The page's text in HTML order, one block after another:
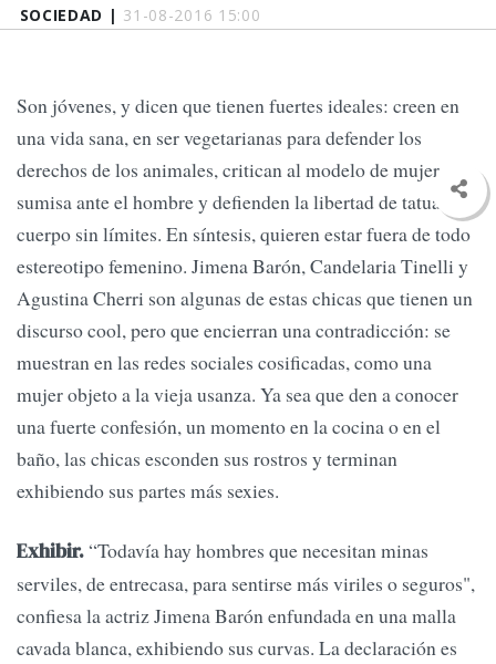
SOCIEDAD | 31-08-2016 15:00
Son jóvenes, y dicen que tienen fuertes ideales: creen en
una vida sana, en ser vegetarianas para defender los
derechos de los animales, critican al modelo de mujer
sumisa ante el hombre y defienden la libertad de tatuar su
cuerpo sin límites. En síntesis, quieren estar fuera de todo
estereotipo femenino. Jimena Barón, Candelaria Tinelli y
Agustina Cherri son algunas de estas chicas que tienen un
discurso cool, pero que encierran una contradicción: se
muestran en las redes sociales cosificadas, como una
mujer objeto a la vieja usanza. Ya sea que den a conocer
una fuerte confesión, un momento en la cocina o en el
baño, las chicas esconden sus rostros y terminan
exhibiendo sus partes más sexies.
Exhibir.“Todavía hay hombres que necesitan minas
serviles, de entrecasa, para sentirse más viriles o seguros",
confiesa la actriz Jimena Barón enfundada en una malla
cavada blanca, exhibiendo sus curvas. La declaración es